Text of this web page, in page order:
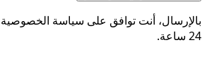
بالإرسال، أنت توافق على سياسة
24 ساعة.